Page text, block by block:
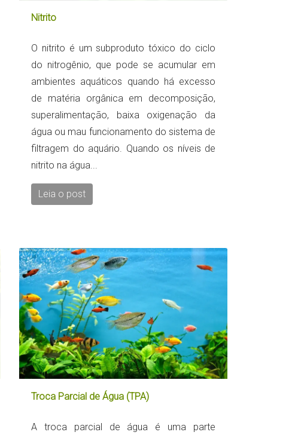
Nitrito
O nitrito é um subproduto tóxico do ciclo
do nitrogênio, que pode se acumular em
ambientes aquáticos quando há excesso
de matéria orgânica em decomposição,
superalimentação, baixa oxigenação da
água ou mau funcionamento do sistema de
filtragem do aquário. Quando os níveis de
nitrito na água...
Leia o post
Troca Parcial de Água (TPA)
A troca parcial de água é uma parte